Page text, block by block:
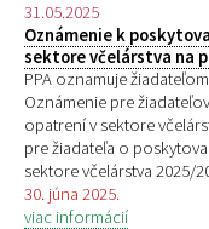
31.05.2025
Oznámenie k
sektore včelárstva na
PPA oznamuje
Oznámenie pre
opatrení v sektore
pre žiadateľa o
sektore včelárstva 2025/
30. júna 2025.
viac informácií